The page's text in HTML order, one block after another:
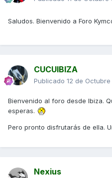
Saludos. Bienvenido a Foro
CUCUIBIZA
Publicado 12 de Octubre
Bienvenido al foro desde Ibiza.
esperas.
Pero pronto disfrutarás de ella.
Nexius